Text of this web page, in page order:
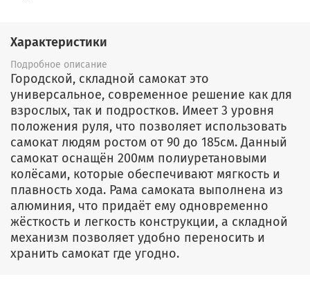
Характеристики
Подробное описание
Городской, складной самокат это
универсальное, современное решение как для
взрослых, так и подростков. Имеет 3 уровня
положения руля, что позволяет использовать
самокат людям ростом от 90 до 185см. Данный
самокат оснащён 200мм полиуретановыми
колёсами, которые обеспечивают мягкость и
плавность хода. Рама самоката выполнена из
алюминия, что придаёт ему одновременно
жёсткость и легкость конструкции, а складной
механизм позволяет удобно переносить и
хранить самокат где угодно.